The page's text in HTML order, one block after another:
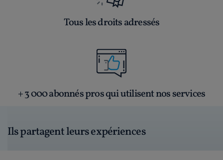
Tous les droits adressés
+ 3 000 abonnés pros qui utilisent nos services
Ils partagent leurs expériences